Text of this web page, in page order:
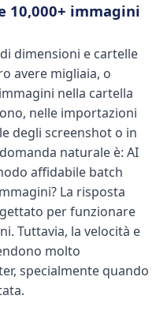
10,000+ immagini
dimensioni e cartelle
avere migliaia, o
nella cartella
nelle importazioni
degli screenshot o in
naturale è: AI
affidabile batch
La risposta
per funzionare
Tuttavia, la velocità e
molto
specialmente quando